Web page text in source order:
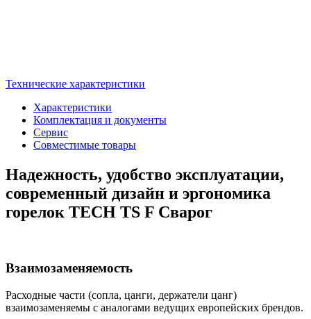
Технические характеристики
Характеристики
Комплектация и документы
Сервис
Совместимые товары
Надежность, удобство эксплуатации,
современный дизайн и эргономика
горелок TECH TS F Сварог
Взаимозаменяемость
Расходные части (сопла, цанги, держатели цанг)
взаимозаменяемы с аналогами ведущих европейских брендов.